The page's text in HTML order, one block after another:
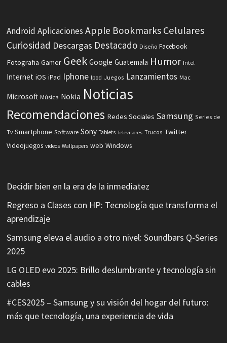
Android Aplicaciones Apple Bookmarks Celulares
Curiosidad Descargas Destacado Diseño Facebook
Fotografia Gamer Geek Google Guatemala Humor Intel
Internet iOS iPad Iphone Ipod Juegos Lanzamientos Mac
Microsoft Música Nokia Noticias
Recomendaciones Redes Sociales Samsung Series de
Tv Smartphone Software Sony Tablets Televisores Trucos Twitter
Videojuegos videos Wallpapers web Windows
Decidir bien en la era de la inmediatez
Regreso a Clases con HP: Tecnología que transforma el
aprendizaje
Samsung eleva el audio a otro nivel: Soundbars Q-Series
2025
LG OLED evo 2025: Brillo deslumbrante y tecnología sin
cables
#CES2025 – Samsung y su visión del hogar del futuro:
más que tecnología, una experiencia de vida